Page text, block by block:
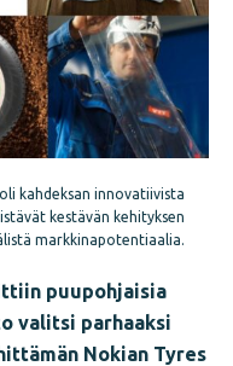
kahdeksan innovatiivista
kestävän kehityksen
markkinapotentiaalia.
puupohjaisia
valitsi parhaaksi
Nokian Tyres